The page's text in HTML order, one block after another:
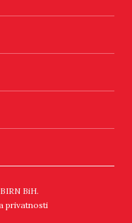
BiH.
privatnosti